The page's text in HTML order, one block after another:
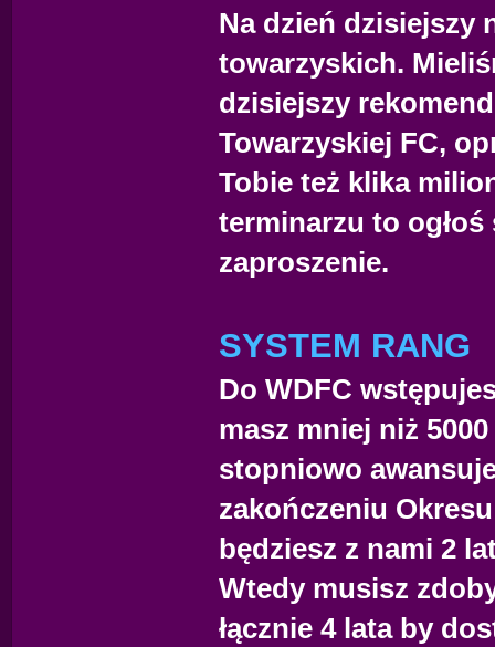
Na dzień dzisiejszy
towarzyskich.
dzisiejszy
Towarzyskiej FC,
Tobie też klika
terminarzu to
zaproszenie.
SYSTEM RANG
Do WDFC
masz mniej niż
stopniowo
zakończeniu
będziesz z nami 2
Wtedy musisz
łącznie 4 lata by